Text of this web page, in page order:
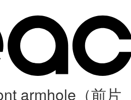
armhole（前片